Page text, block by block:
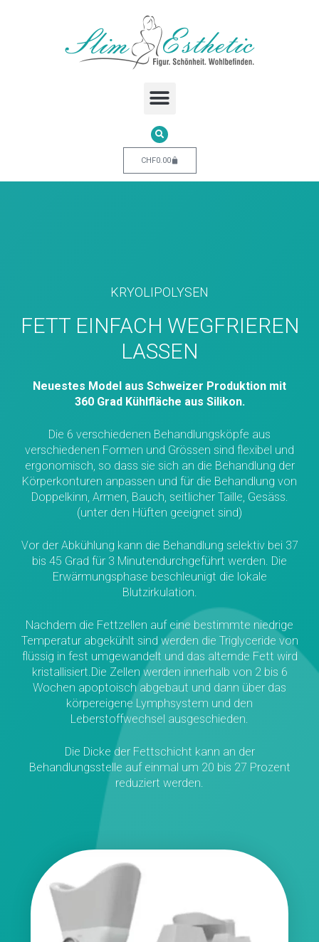
CHF0.00
KRYOLIPOLYSEN
FETT EINFACH WEGFRIEREN
LASSEN
Neuestes Model aus Schweizer Produktion mit
360 Grad Kühlfläche aus Silikon.
Die 6 verschiedenen Behandlungsköpfe aus
verschiedenen Formen und Grössen sind flexibel und
ergonomisch, so dass sie sich an die Behandlung der
Körperkonturen anpassen und für die Behandlung von
Doppelkinn, Armen, Bauch, seitlicher Taille, Gesäss.
(unter den Hüften geeignet sind)
Vor der Abkühlung kann die Behandlung selektiv bei 37
bis 45 Grad für 3 Minutendurchgeführt werden. Die
Erwärmungsphase beschleunigt die lokale
Blutzirkulation.
Nachdem die Fettzellen auf eine bestimmte niedrige
Temperatur abgekühlt sind werden die Triglyceride von
flüssig in fest umgewandelt und das alternde Fett wird
kristallisiert.Die Zellen werden innerhalb von 2 bis 6
Wochen apoptoisch abgebaut und dann über das
körpereigene Lymphsystem und den
Leberstoffwechsel ausgeschieden.
Die Dicke der Fettschicht kann an der
Behandlungsstelle auf einmal um 20 bis 27 Prozent
reduziert werden.